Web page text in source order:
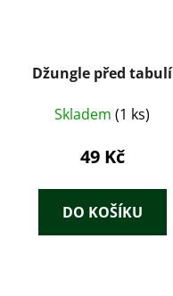
Džungle před tabulí
Skladem (1 ks)
49 Kč
DO KOŠÍKU